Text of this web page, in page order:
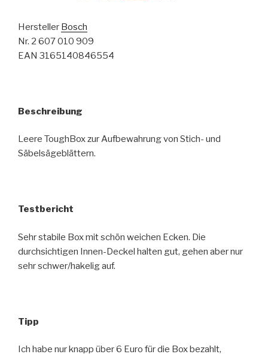
Hersteller Bosch
Nr. 2 607 010 909
EAN 3165140846554
Beschreibung
Leere ToughBox zur Aufbewahrung von Stich- und
Säbelsägeblättern.
Testbericht
Sehr stabile Box mit schön weichen Ecken. Die
durchsichtigen Innen-Deckel halten gut, gehen aber nur
sehr schwer/hakelig auf.
Tipp
Ich habe nur knapp über 6 Euro für die Box bezahlt,